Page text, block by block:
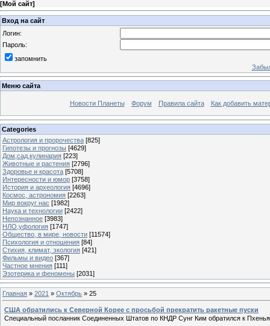
[Мой сайт]
Вход на сайт
Логин:
Пароль:
запомнить
Меню сайта
Новости Планеты Форум Правила сайта Как добавить
Categories
Астрология и пророчества [825]
Гипотезы и прогнозы [4629]
Дом,сад,кулинария [223]
Животные и растения [2796]
Здоровье и красота [5708]
Интересности и юмор [3758]
История и археология [4696]
Космос, астрономия [2263]
Мир вокруг нас [1982]
Наука и технологии [2422]
Непознанное [3983]
НЛО,уфология [1747]
Общество, в мире, новости [11574]
Психология и отношения [84]
Стихия, климат, экология [421]
Фильмы и видео [367]
Частное мнения [111]
Эзотерика и феномены [2031]
Главная » 2021 » Октябрь » 25
США обратились к Северной Корее с просьбой прекратить ракетные пуски
Специальный посланник Соединенных Штатов по КНДР Сунг Ким обратился к